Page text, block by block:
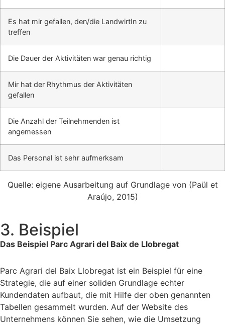
Es hat mir gefallen, den/die LandwirtIn zu
treffen
Die Dauer der Aktivitäten war genau richtig
Mir hat der Rhythmus der Aktivitäten
gefallen
Die Anzahl der Teilnehmenden ist
angemessen
Das Personal ist sehr aufmerksam
Quelle: eigene Ausarbeitung auf Grundlage von (Paül et
Araújo, 2015)
3. Beispiel
Das Beispiel Parc Agrari del Baix de Llobregat
Parc Agrari del Baix Llobregat ist ein Beispiel für eine
Strategie, die auf einer soliden Grundlage echter
Kundendaten aufbaut, die mit Hilfe der oben genannten
Tabellen gesammelt wurden. Auf der Website des
Unternehmens können Sie sehen, wie die Umsetzung